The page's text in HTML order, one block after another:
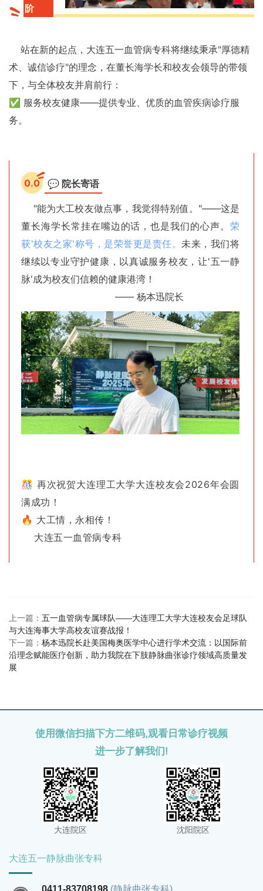
阶
站在新的起点，大连五一血管病专科将继续秉承"厚德精
术、诚信诊疗"的理念，在董长海学长和校友会领导的带领
下，与全体校友并肩前行：
✅ 服务校友健康——提供专业、优质的血管疾病诊疗服
务。
0.0 💬 院长寄语
"能为大工校友做点事，我觉得特别值。"——这是
董长海学长常挂在嘴边的话，也是我们的心声。 荣
获'校友之家'称号，是荣誉更是责任。 未来，我们将
继续以专业守护健康，以真诚服务校友，让'五一静
脉'成为校友们信赖的健康港湾！
—— 杨本迅院长
🎊 再次祝贺大连理工大学大连校友会2026年会圆
满成功！
🔥 大工情，永相传！
大连五一血管病专科
上一篇： 五一血管病专属球队——大连理工大学大连校友会足球队
与大连海事大学高校友谊赛战报！
下一篇： 杨本迅院长赴美国梅奥医学中心进行学术交流：以国际前
沿理念赋能医疗创新，助力我院在下肢静脉曲张诊疗领域高质量发
展
使用微信扫描下方二维码,观看日常诊疗视频
进一步了解我们!
大连院区 沈阳院区
大连五一静脉曲张专科